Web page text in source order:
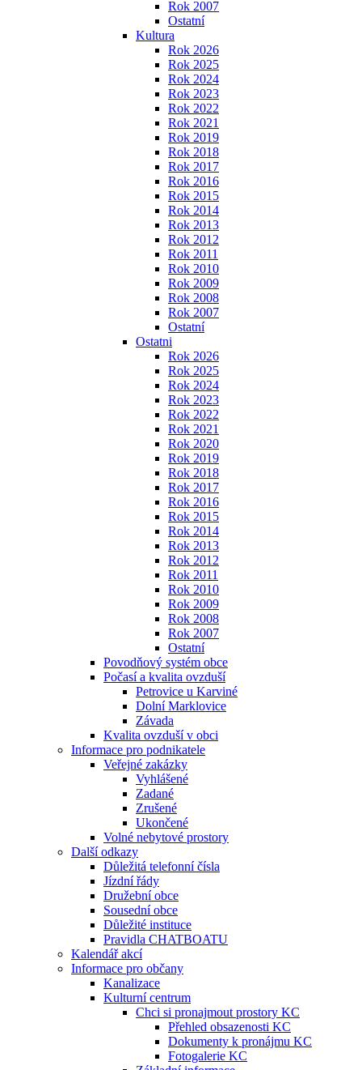
Rok 2007
Ostatní
Kultura
Rok 2026
Rok 2025
Rok 2024
Rok 2023
Rok 2022
Rok 2021
Rok 2019
Rok 2018
Rok 2017
Rok 2016
Rok 2015
Rok 2014
Rok 2013
Rok 2012
Rok 2011
Rok 2010
Rok 2009
Rok 2008
Rok 2007
Ostatní
Ostatni
Rok 2026
Rok 2025
Rok 2024
Rok 2023
Rok 2022
Rok 2021
Rok 2020
Rok 2019
Rok 2018
Rok 2017
Rok 2016
Rok 2015
Rok 2014
Rok 2013
Rok 2012
Rok 2011
Rok 2010
Rok 2009
Rok 2008
Rok 2007
Ostatní
Povodňový systém obce
Počasí a kvalita ovzduší
Petrovice u Karviné
Dolní Marklovice
Závada
Kvalita ovzduší v obci
Informace pro podnikatele
Veřejné zakázky
Vyhlášené
Zadané
Zrušené
Ukončené
Volné nebytové prostory
Další odkazy
Důležitá telefonní čísla
Jízdní řády
Družební obce
Sousední obce
Důležité instituce
Pravidla CHATBOATU
Kalendář akcí
Informace pro občany
Kanalizace
Kulturní centrum
Chci si pronajmout prostory KC
Přehled obsazenosti KC
Dokumenty k pronájmu KC
Fotogalerie KC